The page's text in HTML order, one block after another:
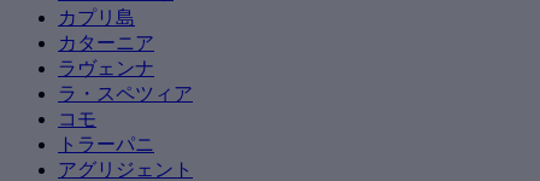
カプリ島
カターニア
ラヴェンナ
ラ・スペツィア
コモ
トラーパニ
アグリジェント